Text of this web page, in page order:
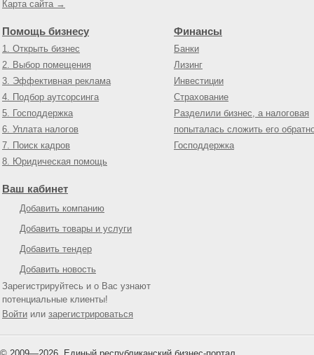
Карта сайта →
Помощь бизнесу
1. Открыть бизнес
2. Выбор помещения
3. Эффективная реклама
4. Подбор аутсорсинга
5. Господдержка
6. Уплата налогов
7. Поиск кадров
8. Юридическая помощь
Финансы
Банки
Лизинг
Инвестиции
Страхование
Разделили бизнес, а налоговая
попыталась сложить его
Господдержка
Ваш кабинет
Добавить компанию
Добавить товары и услуги
Добавить тендер
Добавить новость
Зарегистрируйтесь и о Вас узнают
потенциальные клиенты!
Войти или зарегистрироваться